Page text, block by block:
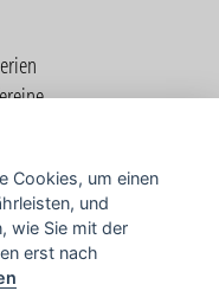
Cookies, um einen
und
wie Sie mit der
erst nach